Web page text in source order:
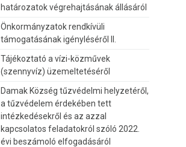
határozatok végrehajtásának állásáról
Önkormányzatok rendkívüli
támogatásának igényléséről II.
Tájékoztató a vízi-közművek
(szennyvíz) üzemeltetéséről
Damak Község tűzvédelmi helyzetéről,
a tűzvédelem érdekében tett
intézkedésekről és az azzal
kapcsolatos feladatokról szóló 2022.
évi beszámoló elfogadásáról